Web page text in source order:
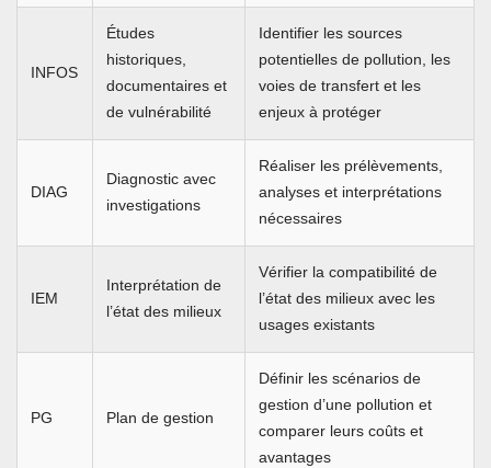
INFOS
Études
historiques,
documentaires et
de vulnérabilité
Identifier les sources
potentielles de pollution, les
voies de transfert et les
enjeux à protéger
DIAG
Diagnostic avec
investigations
Réaliser les prélèvements,
analyses et interprétations
nécessaires
IEM
Interprétation de
l’état des milieux
Vérifier la compatibilité de
l’état des milieux avec les
usages existants
PG Plan de gestion
Définir les scénarios de
gestion d’une pollution et
comparer leurs coûts et
avantages